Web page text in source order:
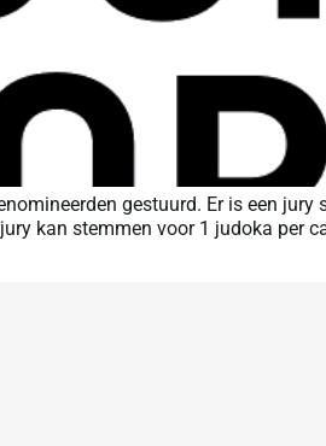
gestuurd. Er is een jury
kan stemmen voor 1 judoka per